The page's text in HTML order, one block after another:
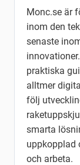
Monc.se är
inom den
senaste
praktiska
alltmer
följ
smarta
uppkopplad
och arbeta.